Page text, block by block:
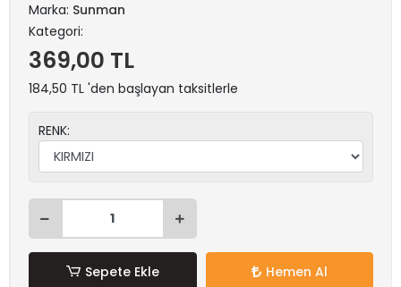
Marka: Sunman
Kategori:
369,00 TL
184,50 TL 'den başlayan taksitlerle
RENK:
Sepete Ekle Hemen Al